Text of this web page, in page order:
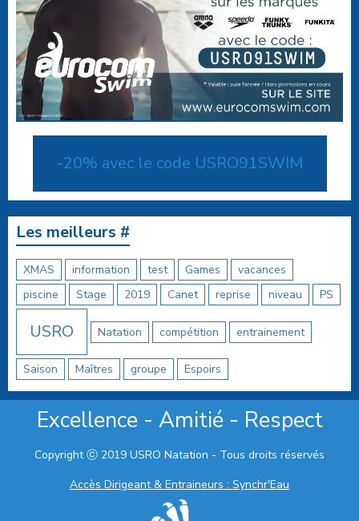
-20% avec le code USRO91SWIM
Les meilleurs #
XMAS information test Games
vacances
piscine
Stage 2019 Canet reprise niveau PS
USRO Natation compétition entrainement
Saison Maîtres groupe Espoirs
Excellence - Amitié - Respect
Copyright ⓒ 2019 USRO Natation - Tous droits réservés
Accès Dirigeant & Entraineurs : Synchr'Eau